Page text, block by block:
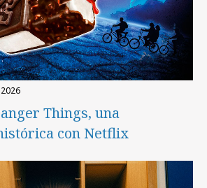
Things, una
con Netflix